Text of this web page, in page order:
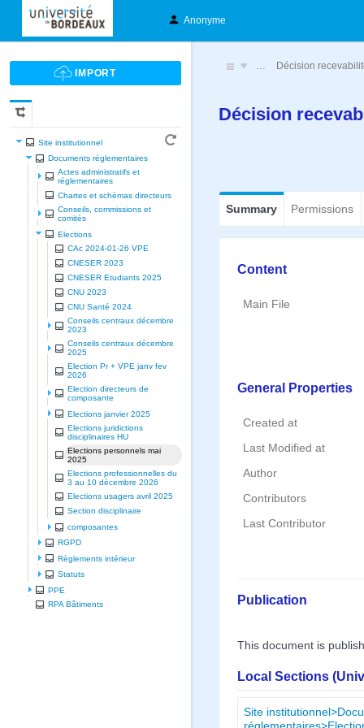
Anonyme
Site institutionnel
Documents réglementaires
Actes administratifs et
réglementaires
Chartes et schèmas directeurs
Conseils, commissions et
comités
Elections
CAc 2024-01-26 VPE
CNESER 2023
CNESER Etudiants 2025
CNU 2023
CNU Santé 2024
Conseils centraux décembre
2023
Conseils centraux décembre
2025
Election Pr + VPE janv fev
2026
Election directeurs de
composante
Elections janvier 2025
Elections juridictions
disciplinaires HU
Elections personnels mai
2025
Elections professionnelles du
3 au 10 décembre 2026
Elections usagers avril 2025
Section disciplinaire
composantes
RGPD
Règlements intérieur
Statuts
PPE
RPA Bâtiments
… Décision
Décision
Summary Permissions
Content
Main File
General Properties
Created at
Last Modified at
Author
Contributors
Last Contributor
Publication
This document is
Local Sections
Site